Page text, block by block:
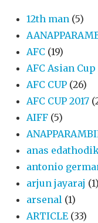
12th man (5)
AFC (19)
AFC Asian Cup
AFC CUP (26)
AFC CUP 2017
AIFF (5)
anas
antonio
arjun jayaraj (1)
arsenal (1)
ARTICLE (33)